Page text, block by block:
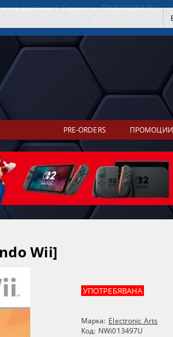
доставка | Страхотни ПРОМОЦИИ !!!
PRE-ORDERS ПРОМОЦИИ
Wii]
УПОТРЕБЯВАНА
Марка: Electronic Arts
Код: NWi013497U